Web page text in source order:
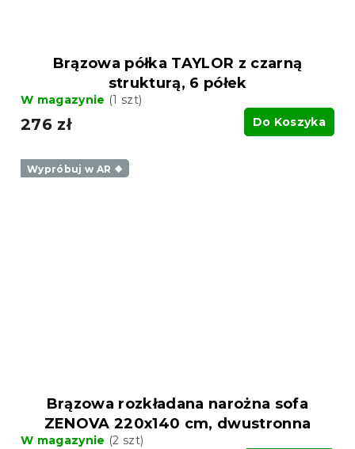
Brązowa półka TAYLOR z czarną
strukturą, 6 półek
W magazynie (1 szt)
276 zł Do Koszyka
Wypróbuj w AR ❖
Brązowa rozkładana narożna sofa
ZENOVA 220x140 cm, dwustronna
W magazynie (2 szt)